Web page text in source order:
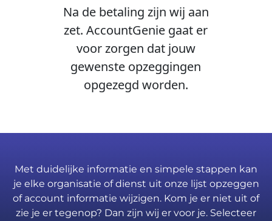
Na de betaling zijn wij aan
zet. AccountGenie gaat er
voor zorgen dat jouw
gewenste opzeggingen
opgezegd worden.
Met duidelijke informatie en simpele stappen kan
je elke organisatie of dienst uit onze lijst opzeggen
of account informatie wijzigen. Kom je er niet uit of
zie je er tegenop? Dan zijn wij er voor je. Selecteer